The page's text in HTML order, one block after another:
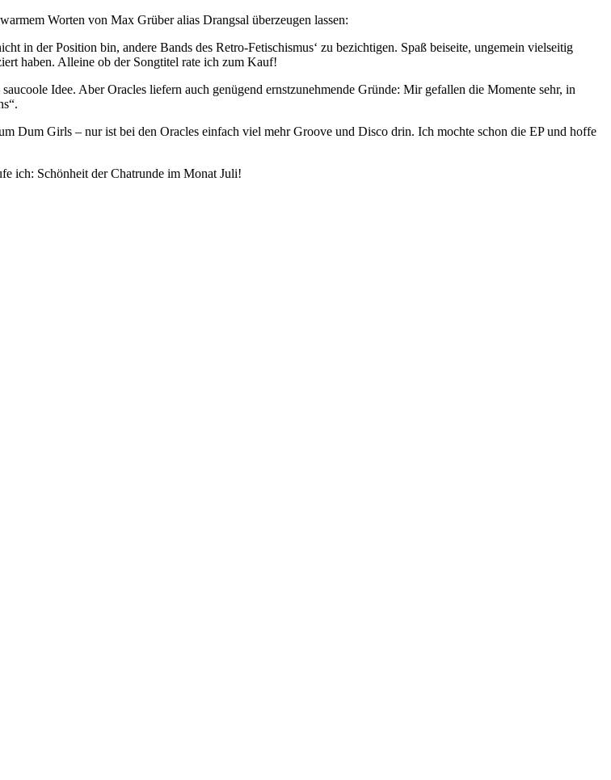
Worten von Max Grüber alias Drangsal überzeugen lassen:
in der Position bin, andere Bands des Retro-Fetischismus‘ zu bezichtigen. Spaß beiseite, ungemein vielseitig
haben. Alleine ob der Songtitel rate ich zum Kauf!
Idee. Aber Oracles liefern auch genügend ernstzunehmende Gründe: Mir gefallen die Momente sehr, in
Dum Girls – nur ist bei den Oracles einfach viel mehr Groove und Disco drin. Ich mochte schon die EP und hoffe
ich: Schönheit der Chatrunde im Monat Juli!